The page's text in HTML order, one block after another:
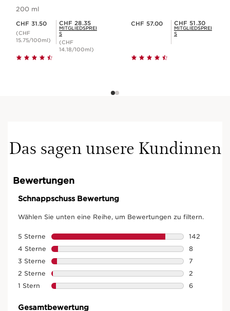
200 ml
CHF 31.50
(CHF
15.75/100ml)
Mitgliederpreis CHF 28.35
CHF 28.35
MITGLIEDSPREI
S
(CHF
14.18/100ml)
CHF 57.00 Mitgliederpreis CHF 51.30
CHF 51.30
MITGLIEDSPREI
S
Das sagen unsere Kundinnen